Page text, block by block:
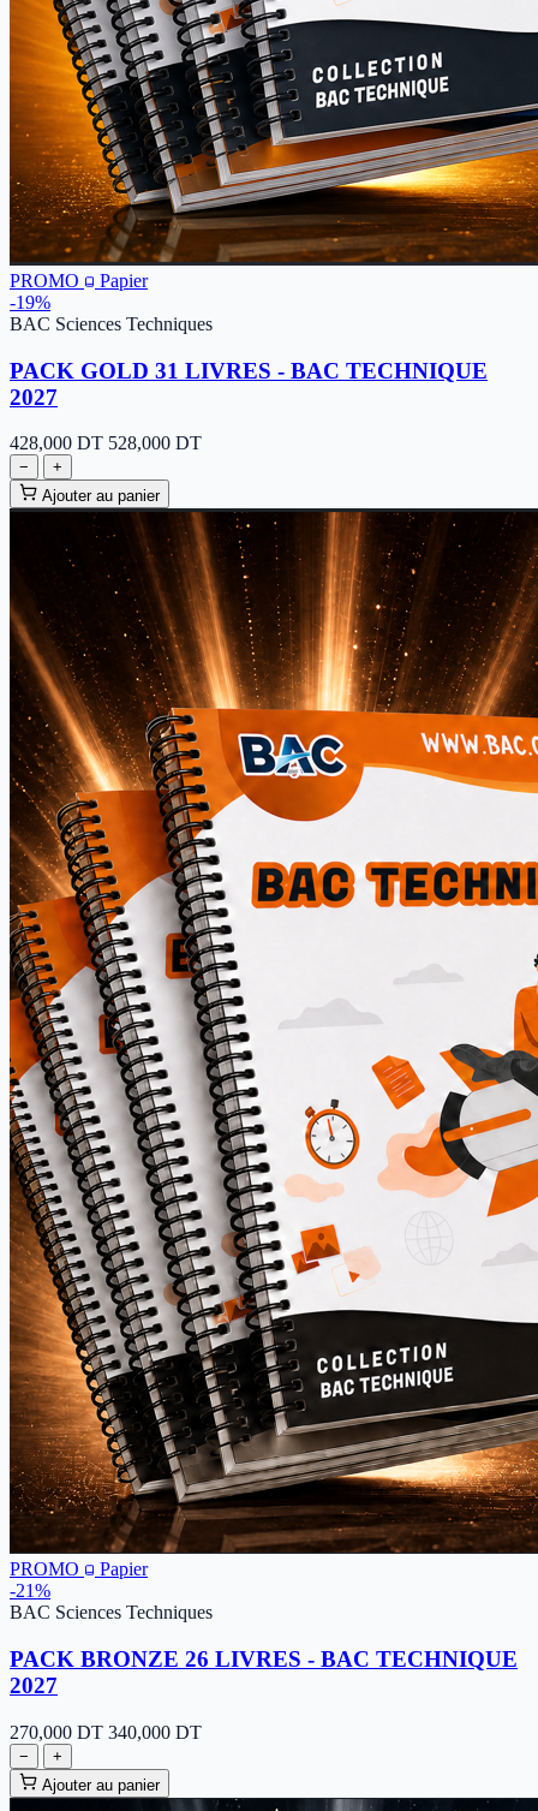
PROMO
Papier
-19%
BAC Sciences Techniques
PACK GOLD 31 LIVRES - BAC TECHNIQUE
2027
428,000 DT 528,000 DT
−
+
Ajouter au panier
PROMO
Papier
-21%
BAC Sciences Techniques
PACK BRONZE 26 LIVRES - BAC TECHNIQUE
2027
270,000 DT 340,000 DT
−
+
Ajouter au panier